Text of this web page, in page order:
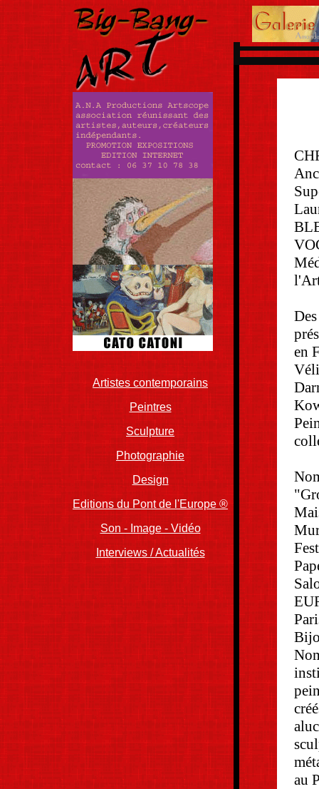
Artistes contemporains
Peintres
Sculpture
Photographie
Design
Editions du Pont de l'Europe ®
Son - Image - Vidéo
Interviews / Actualités
en
au